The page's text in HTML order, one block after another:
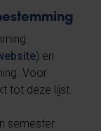
) en
Voor
tot deze lijst.
semester